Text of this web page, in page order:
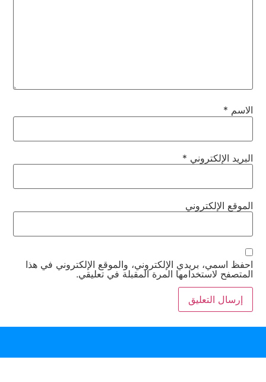
الاسم *
البريد الإلكتروني *
الموقع الإلكتروني
احفظ اسمي، بريدي الإلكتروني، والموقع الإلكتروني في هذا
المتصفح لاستخدامها المرة المقبلة في تعليقي.